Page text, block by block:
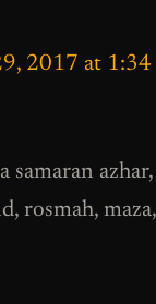
2017 at 1:34
samaran
rosmah,